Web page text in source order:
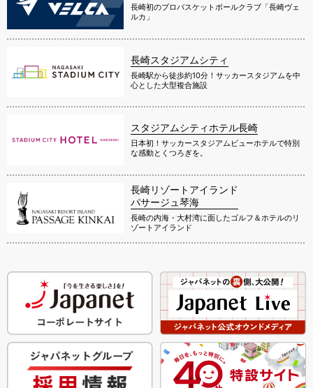
長崎初のプロバスケットボールクラブ「長崎ヴェ
ルカ」
長崎スタジアムシティ
長崎駅から徒歩約10分！サッカースタジアムを中
心とした大型複合施設
スタジアムシティホテル長崎
日本初！サッカースタジアムビューホテルで特別
な感動とくつろぎを。
長崎リゾートアイランド
パサージュ琴海
長崎の内海・大村湾に面したゴルフ＆ホテルのリ
ゾートアイランド